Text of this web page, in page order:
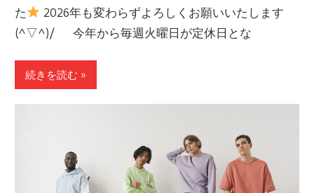
た
2026年も変わらずよろしくお願いいたします
(^▽^)/ 今年から毎週火曜日が定休日とな
続きを読む »